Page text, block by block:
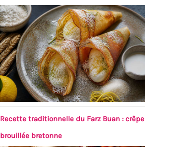
Recette traditionnelle du Farz Buan : crêpe
brouillée bretonne